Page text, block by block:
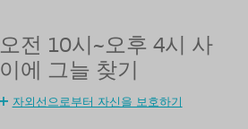
오전 10시~오후 4시 사
이에 그늘 찾기
자외선으로부터 자신을 보호하기